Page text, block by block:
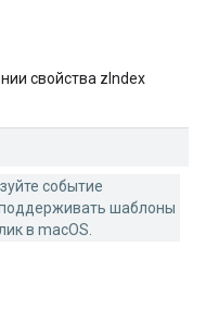
свойства zIndex
событие
шаблоны
в macOS.